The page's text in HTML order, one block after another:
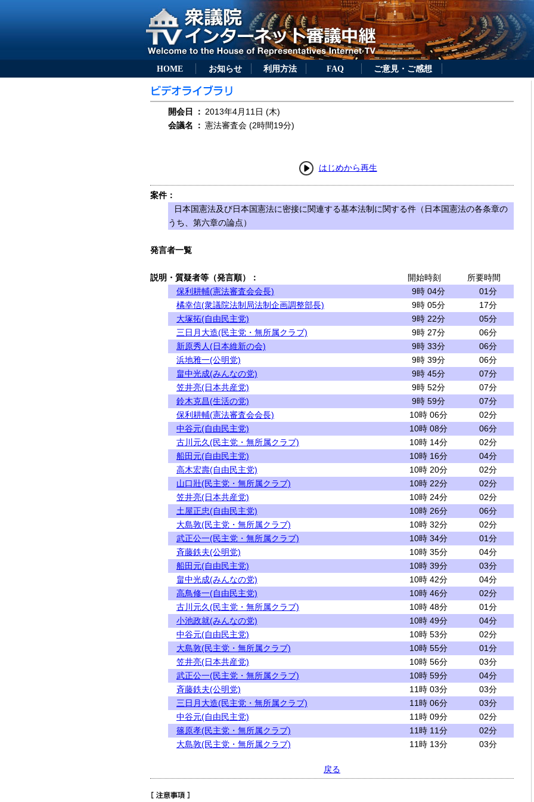
HOME お知らせ 利用方法 FAQ ご意見・ご感想
開会日 ： 2013年4月11日 (木)
会議名
： 憲法審査会 (2時間19分)
はじめから再生
案件：
日本国憲法及び日本国憲法に密接に関連する基本法制に関する件（日本国憲法の各条章の
うち、第六章の論点）
発言者一覧
説明・質疑者等（発言順）： 開始時刻
所要時間
保利耕輔(憲法審査会会長)
9時 04分
01分
橘幸信(衆議院法制局法制企画調整部長)
9時 05分
17分
大塚拓(自由民主党)
9時 22分
05分
三日月大造(民主党・無所属クラブ)
9時 27分
06分
新原秀人(日本維新の会)
9時 33分
06分
浜地雅一(公明党)
9時 39分
06分
畠中光成(みんなの党)
9時 45分
07分
笠井亮(日本共産党)
9時 52分
07分
鈴木克昌(生活の党)
9時 59分
07分
保利耕輔(憲法審査会会長)
10時 06分
02分
中谷元(自由民主党)
10時 08分
06分
古川元久(民主党・無所属クラブ)
10時 14分
02分
船田元(自由民主党)
10時 16分
04分
高木宏壽(自由民主党)
10時 20分
02分
山口壯(民主党・無所属クラブ)
10時 22分
02分
笠井亮(日本共産党)
10時 24分
02分
土屋正忠(自由民主党)
10時 26分
06分
大島敦(民主党・無所属クラブ)
10時 32分
02分
武正公一(民主党・無所属クラブ)
10時 34分
01分
斉藤鉄夫(公明党)
10時 35分
04分
船田元(自由民主党)
10時 39分
03分
畠中光成(みんなの党)
10時 42分
04分
高鳥修一(自由民主党)
10時 46分
02分
古川元久(民主党・無所属クラブ)
10時 48分
01分
小池政就(みんなの党)
10時 49分
04分
中谷元(自由民主党)
10時 53分
02分
大島敦(民主党・無所属クラブ)
10時 55分
01分
笠井亮(日本共産党)
10時 56分
03分
武正公一(民主党・無所属クラブ)
10時 59分
04分
斉藤鉄夫(公明党)
11時 03分
03分
三日月大造(民主党・無所属クラブ)
11時 06分
03分
中谷元(自由民主党)
11時 09分
02分
篠原孝(民主党・無所属クラブ)
11時 11分
02分
大島敦(民主党・無所属クラブ)
11時 13分 03分
戻る